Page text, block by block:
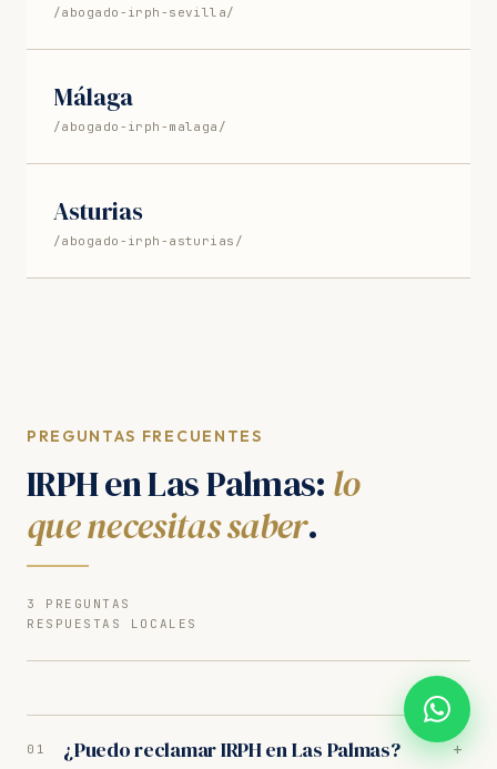
/abogado-irph-sevilla/
Málaga
/abogado-irph-malaga/
Asturias
/abogado-irph-asturias/
PREGUNTAS FRECUENTES
IRPH en Las Palmas: lo
que necesitas saber.
3 PREGUNTAS
RESPUESTAS LOCALES
01 ¿Puedo reclamar IRPH en Las Palmas? +